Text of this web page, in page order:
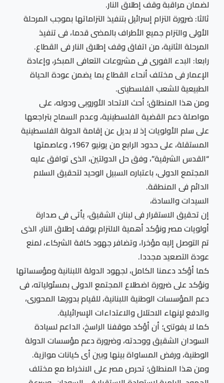
لضمان مراقبة وقف إطلاق النار.
ثالثا: ضرورة التزام إسرائيل بتنفيذ التزاماتها بموجب المرحلة
الأولى والتزام جميع الأطراف بالمضى قدما، فى تنفيذ
المرحلة الثانية، من اتفاق وقف إطلاق النار فى القطاع.
رابعا: البدء الفورى فى مشروعات التعافى المبكر، وإعادة
الإعمار فى مختلف أنحاء القطاع بما يضمن عودة الحياة
الطبيعية للشعب الفلسطينى.
ومن هذا المنطلق؛ أحث الاتحاد الأوروبى ودوله، على
مواصلة دعم القضية الفلسطينية، وعدم السماح بتراجعها
على سلم الأولويات إذ لا بديل عن إقامة الدولة الفلسطينية
المستقلة، على حدود الرابع من يونيو 1967، وعاصمتها
“القدس الشرقية”، وفق حل الدولتين، الذى توافق عليه
المجتمع الدولى، باعتباره السبيل الوحيد لتحقيق السلام
الدائم فى المنطقة.
السيدات والسادة،
إن تحقيق الاستقرار فى لبنان الشقيق، يأتى فى صدارة
أولويات مصر ونؤكد أهمية الالتزام بوقف إطلاق النار، الذى
تم التوصل إليه مؤخرا، وتضافر جهود كافة الشركاء، لمنع
عودة التصعيد مجددا.
كما أؤكد دعمنا الكامل، لجهود الدولة اللبنانية ومؤسساتها
ونؤكد على ضرورة اضطلاع المجتمع الدولى بمسئولياته، فى
دعم المؤسسات الوطنية اللبنانية، للقيام بدورها المحورى،
والدفع لإنهاء الاحتلال والاعتداءات الإسرائيلية.
كما لا يفوتنى؛ أن أؤكد موقفنا الراسخ، الداعم لسيادة
السودان الشقيق ووحدته، وضرورة دعم مؤسسات الدولة
الوطنية، ورفض المساواة بينها وبين أى كيانات موازية.
ومن هذا المنطلق؛ تحرص مصر على الانخراط مع مختلف